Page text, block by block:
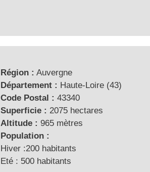
Région : Auvergne
Département : Haute-Loire (43)
Code Postal : 43340
Superficie : 2075 hectares
Altitude : 965 mètres
Population :
Hiver :200 habitants
Eté : 500 habitants